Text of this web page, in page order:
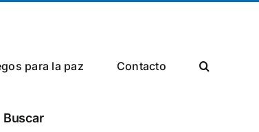
para la paz Сontacto
Buscar